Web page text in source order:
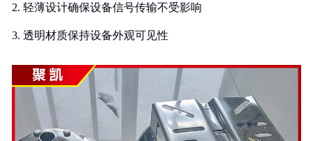
2. 轻薄设计确保设备信号传输不受影响
3. 透明材质保持设备外观可见性